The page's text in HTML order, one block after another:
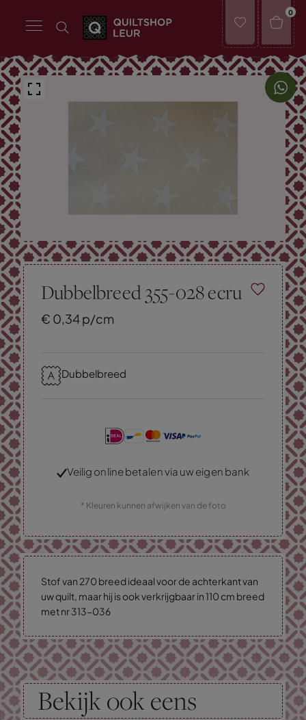
0
Dubbelbreed 355-028 ecru
€ 0,34p/cm
Dubbelbreed
Veilig online betalen via uw eigen bank
* Kleuren kunnen afwijken van de foto
Stof van 270 breed ideaal voor de achterkant van
uw quilt, maar hij is ook verkrijgbaar in 110 cm breed
met nr 313-036
Bekijk ook eens